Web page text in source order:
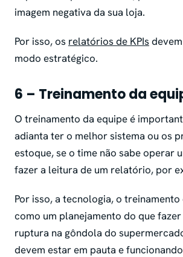
imagem negativa da sua loja.
Por isso, os relatórios de KPIs
modo estratégico.
6 – Treinamento da
O treinamento da equipe é
adianta ter o melhor sistema ou os
estoque, se o time não sabe operar
fazer a leitura de um relatório, por
Por isso, a tecnologia, o
como um planejamento do que
ruptura na gôndola do
devem estar em pauta e